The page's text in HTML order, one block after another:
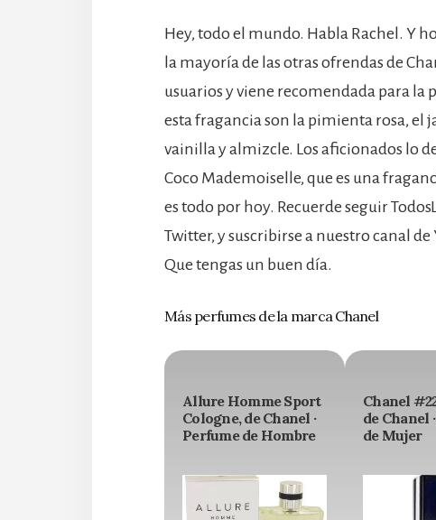
Hey, todo el mundo. Habla Rachel. Y
la mayoría de las otras ofrendas de
usuarios y viene recomendada para la
esta fragancia son la pimienta rosa, el
vainilla y almizcle. Los aficionados lo
Coco Mademoiselle, que es una
es todo por hoy. Recuerde seguir
Twitter, y suscribirse a nuestro canal
Que tengas un buen día.
Más perfumes de la marca Chanel
Allure Homme Sport
Cologne, de Chanel ·
Perfume de Hombre
Chanel
de Chanel
de Mujer